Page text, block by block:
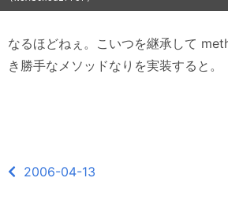
なるほどねぇ。こいつを継承して
き勝手なメソッドなりを実装すると。
2006-04-13